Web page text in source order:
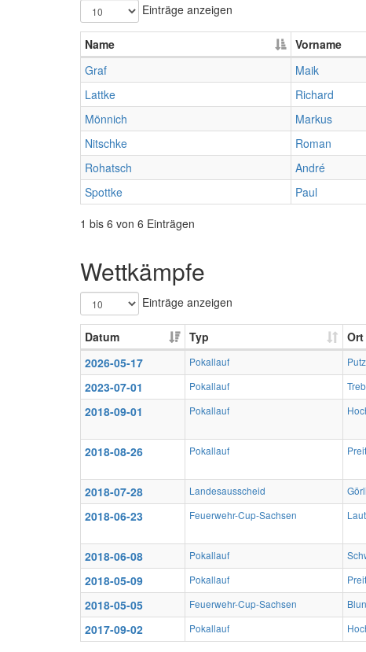
Einträge anzeigen
Name Vorname
Graf
Maik
Lattke
Richard
Mönnich
Markus
Nitschke
Roman
Rohatsch
André
Spottke
Paul
1 bis 6 von 6 Einträgen
Wettkämpfe
Einträge anzeigen
Datum Typ Ort
2026-05-17
Pokallauf
2023-07-01
Pokallauf
2018-09-01
Pokallauf
2018-08-26 Pokallauf
2018-07-28 Landesausscheid
2018-06-23
Feuerwehr-Cup-Sachsen
2018-06-08 Pokallauf
2018-05-09
Pokallauf
2018-05-05
Feuerwehr-Cup-Sachsen
2017-09-02
Pokallauf